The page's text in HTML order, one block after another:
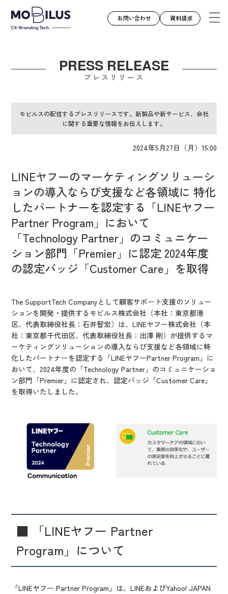
モビルスとは
導入事例
ユースケース
お役立ち資料
会社案内
採用情報
IR情報
CX向上情報サイト
お問い合わせ 資料請求
PRESS RELEASE
プレスリリース
モビルスの配信するプレスリリースです。新製品や新サービス、会社
に関する重要な情報をお伝えします。
2024年5月27日（月）15:00
LINEヤフーのマーケティングソリューシ
ョンの導入ならび支援など各領域に 特化
したパートナーを認定する「LINEヤフー
Partner Program」において
「Technology Partner」のコミュニケー
ション部門「Premier」に認定 2024年度
の認定バッジ「Customer Care」を取得
The SupportTech Companyとして顧客サポート支援のソリュー
ションを開発・提供するモビルス株式会社（本社：東京都港
区、代表取締役社長：石井智宏）は、LINEヤフー株式会社（本
社：東京都千代田区、代表取締役社長：出澤 剛）が提供するマ
ーケティングソリューションの導入ならび支援など各領域に特
化したパートナーを認定する「LINEヤフーPartner Program」に
おいて、2024年度の「Technology Partner」のコミュニケーショ
ン部門「Premier」に認定され、認定バッジ「Customer Care」
を取得いたしました。
■ 「LINEヤフー Partner
Program」について
「LINEヤフー Partner Program」は、LINEおよびYahoo! JAPAN